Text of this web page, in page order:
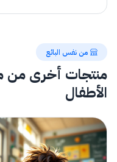
من نفس البائع
منتجات أخرى من
الأطفال